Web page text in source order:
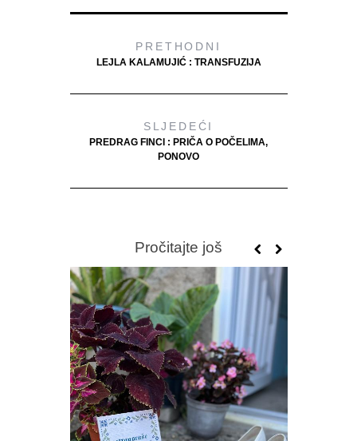
PRETHODNI
LEJLA KALAMUJIĆ : TRANSFUZIJA
SLJEDEĆI
PREDRAG FINCI : PRIČA O POČELIMA,
PONOVO
Pročitajte još